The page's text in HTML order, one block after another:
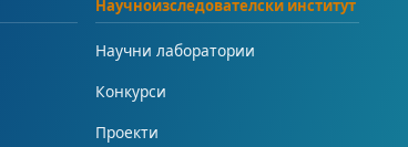
Научноизследователски институт
Научни лаборатории
Конкурси
Проекти